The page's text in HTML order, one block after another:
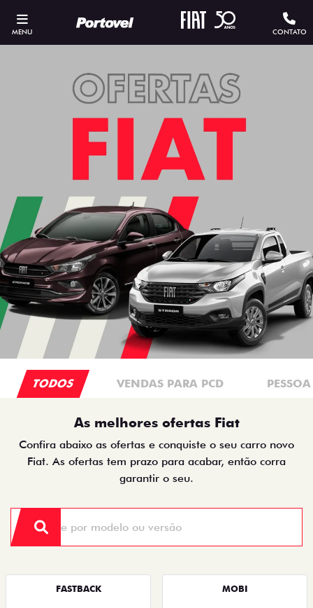
MENU CONTATO
TODOS VENDAS PARA PCD
As melhores ofertas Fiat
Confira abaixo as ofertas e conquiste o seu carro novo
Fiat. As ofertas tem prazo para acabar, então corra
garantir o seu.
FASTBACK MOBI